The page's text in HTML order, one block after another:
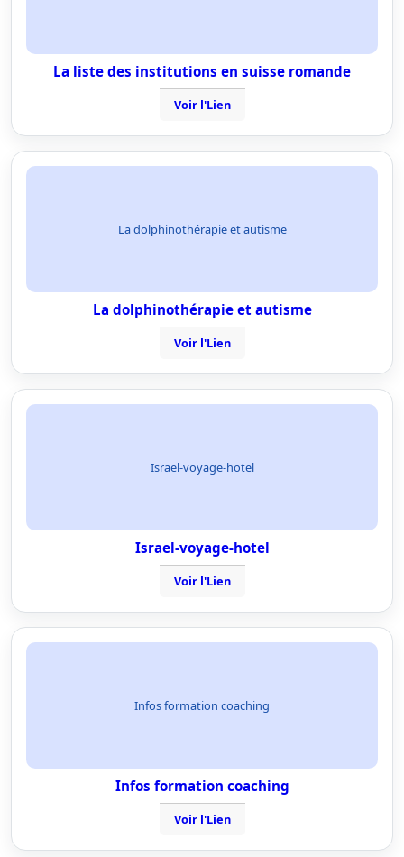
La liste des institutions en suisse romande
Voir l'Lien
La dolphinothérapie et autisme
La dolphinothérapie et autisme
Voir l'Lien
Israel-voyage-hotel
Israel-voyage-hotel
Voir l'Lien
Infos formation coaching
Infos formation coaching
Voir l'Lien